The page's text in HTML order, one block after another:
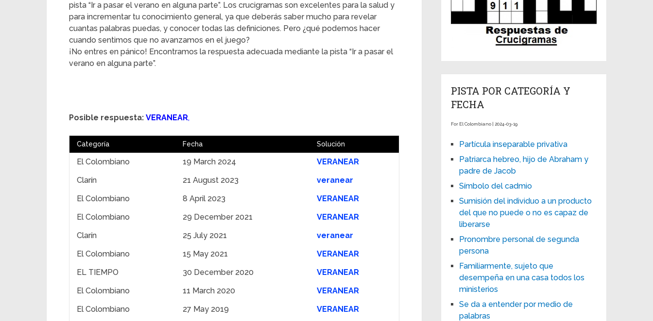
pista “Ir a pasar el verano en alguna parte”. Los crucigramas son excelentes para la salud y
para incrementar tu conocimiento general, ya que deberás saber mucho para revelar
cuantas palabras puedas, y conocer todas las definiciones. Pero ¿qué podemos hacer
cuando sentimos que no avanzamos en el juego?
¡No entres en pánico! Encontramos la respuesta adecuada mediante la pista “Ir a pasar el
verano en alguna parte”.
Posible respuesta: VERANEAR,
Categoría Fecha Solución
El Colombiano 19 March 2024
VERANEAR
Clarín
21 August 2023
veranear
El Colombiano
8 April 2023
VERANEAR
El Colombiano
29 December 2021
VERANEAR
Clarín
25 July 2021
veranear
El Colombiano
15 May 2021
VERANEAR
EL TIEMPO
30 December 2020
VERANEAR
El Colombiano
11 March 2020
VERANEAR
El Colombiano
27 May 2019
VERANEAR
PISTA POR CATEGORÍA Y
FECHA
For El Colombiano | 2024-03-19
Partícula inseparable privativa
Patriarca hebreo, hijo de Abraham y
padre de Jacob
Símbolo del cadmio
Sumisión del individuo a un producto
del que no puede o no es capaz de
liberarse
Pronombre personal de segunda
persona
Familiarmente, sujeto que
desempeña en una casa todos los
ministerios
Se da a entender por medio de
palabras